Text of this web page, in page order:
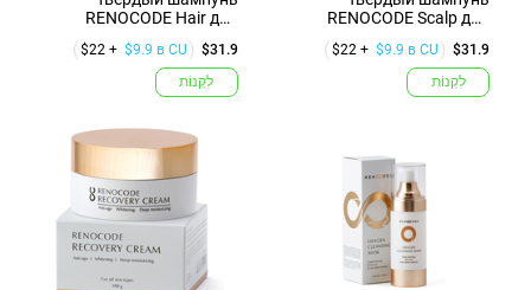
RENOCODE Hair для
$31.9
$22 + $9.9 в CU
לִקְנוֹת
RENOCODE Scalp для
$31.9
$22 + $9.9 в CU
לִקְנוֹת